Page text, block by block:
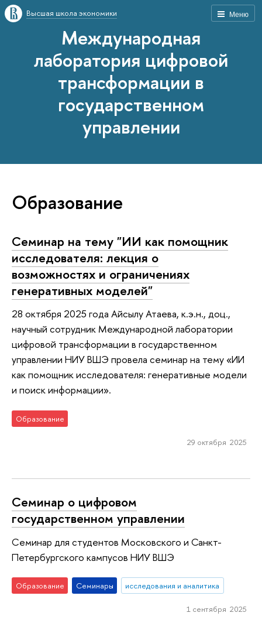
Меню
Высшая школа экономики
Международная
лаборатория цифровой
трансформации в
государственном
управлении
Образование
Семинар на тему "ИИ как помощник
исследователя: лекция о
возможностях и ограничениях
генеративных моделей"
28 октября 2025 года Айсылу Атаева, к.э.н., доц.,
научный сотрудник Международной лаборатории
цифровой трансформации в государственном
управлении НИУ ВШЭ провела семинар на тему «ИИ
как помощник исследователя: генеративные модели
и поиск информации».
Образование
29 октября 2025
Семинар о цифровом
государственном управлении
Семинар для студентов Московского и Санкт-
Петербургского кампусов НИУ ВШЭ
Образование Семинары исследования и аналитика
1 сентября 2025